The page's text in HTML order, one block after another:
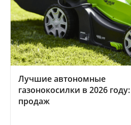
Лучшие автономные
газонокосилки в 2026
продаж